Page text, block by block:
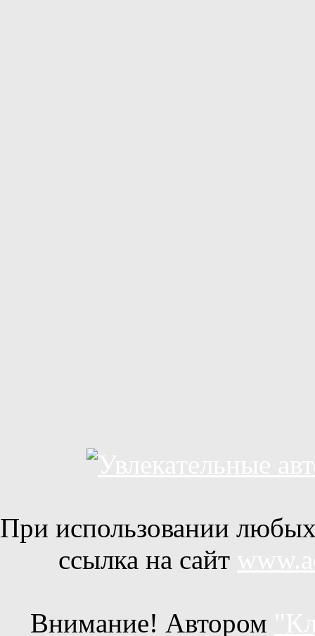
При использовании любых
ссылка на сайт
Внимание! Автором